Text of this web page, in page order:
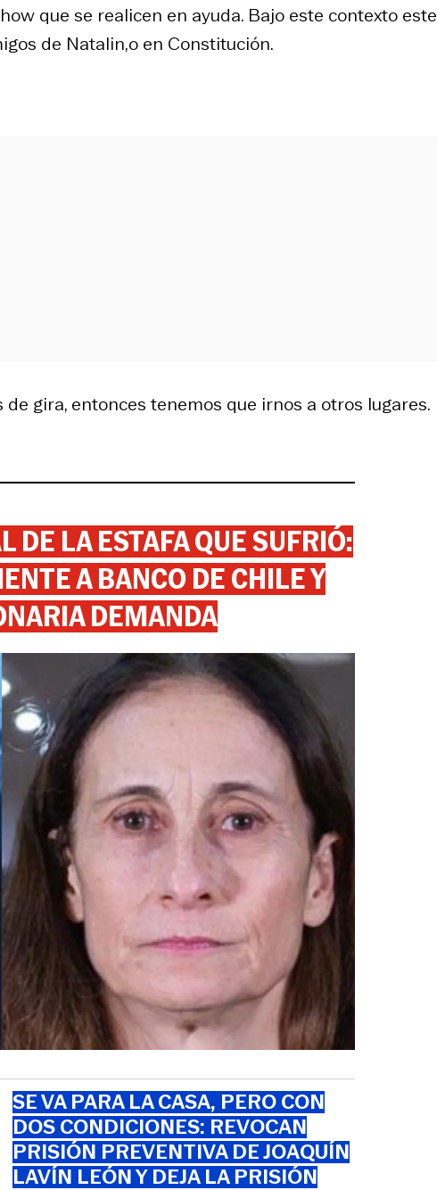
que se realicen en ayuda. Bajo este contexto este
de Natalin,o en Constitución.
gira, entonces tenemos que irnos a otros lugares.
DE LA ESTAFA QUE SUFRIÓ:
A BANCO DE CHILE Y
DEMANDA
SE VA PARA LA CASA, PERO CON
DOS CONDICIONES: REVOCAN
PRISIÓN PREVENTIVA DE JOAQUÍN
LAVÍN LEÓN Y DEJA LA PRISIÓN